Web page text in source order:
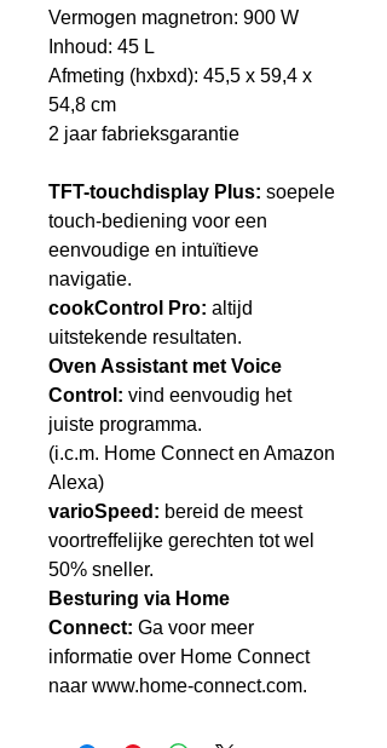
Vermogen magnetron: 900 W
Inhoud: 45 L
Afmeting (hxbxd): 45,5 x 59,4 x
54,8 cm
2 jaar fabrieksgarantie
TFT-touchdisplay Plus: soepele
touch-bediening voor een
eenvoudige en intuïtieve
navigatie.
cookControl Pro: altijd
uitstekende resultaten.
Oven Assistant met Voice
Control: vind eenvoudig het
juiste programma.
(i.c.m. Home Connect en Amazon
Alexa)
varioSpeed: bereid de meest
voortreffelijke gerechten tot wel
50% sneller.
Besturing via Home
Connect: Ga voor meer
informatie over Home Connect
naar www.home-connect.com.